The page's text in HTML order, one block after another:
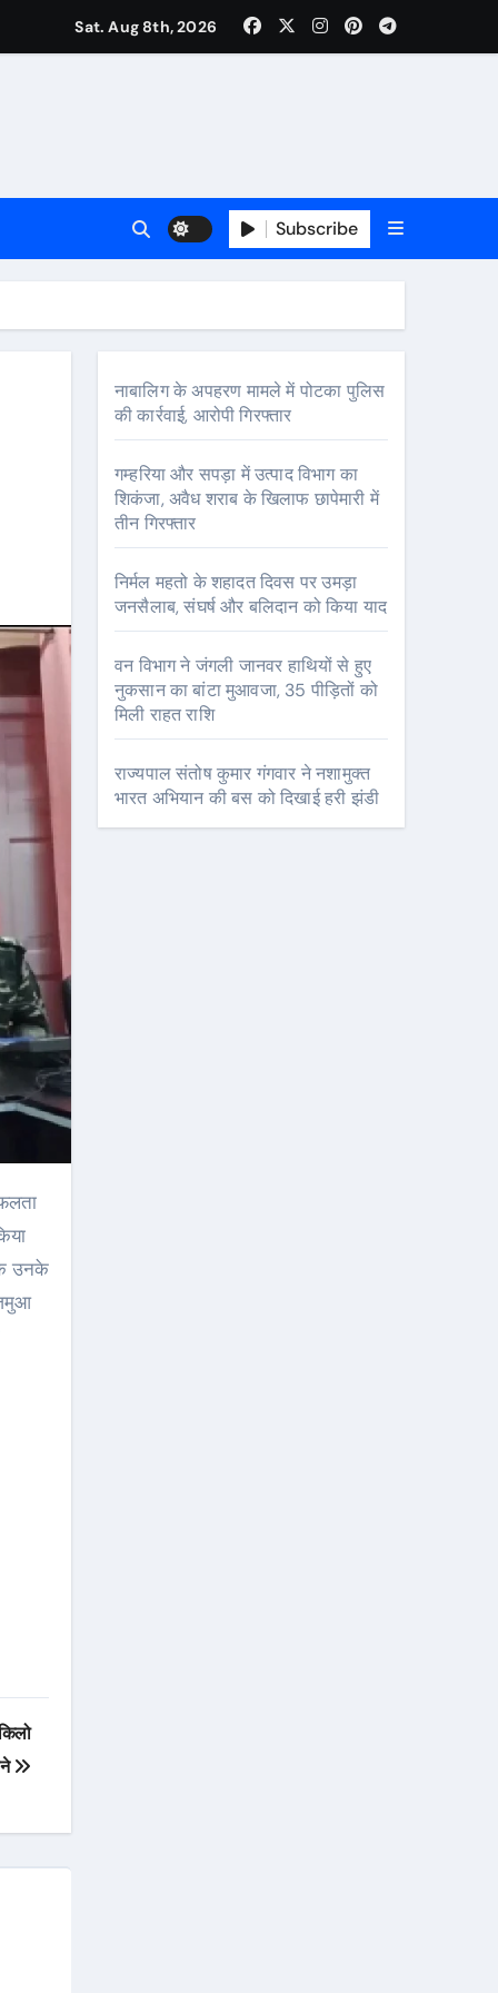
Sat. Aug 8th, 2026
Subscribe
उनके
नाबालिग के अपहरण मामले में पोटका पुलिस
की कार्रवाई, आरोपी गिरफ्तार
गम्हरिया और सपड़ा में उत्पाद विभाग का
शिकंजा, अवैध शराब के खिलाफ छापेमारी में
तीन गिरफ्तार
निर्मल महतो के शहादत दिवस पर उमड़ा
जनसैलाब, संघर्ष और बलिदान को किया याद
वन विभाग ने जंगली जानवर हाथियों से हुए
नुकसान का बांटा मुआवजा, 35 पीड़ितों को
मिली राहत राशि
राज्यपाल संतोष कुमार गंगवार ने नशामुक्त
भारत अभियान की बस को दिखाई हरी झंडी